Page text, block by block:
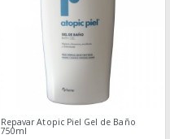
Repavar Atopic Piel Gel de Baño
750ml